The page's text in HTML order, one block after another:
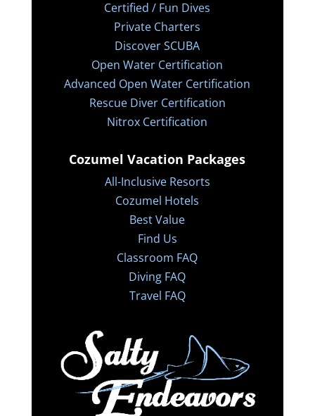
Certified / Fun Dives
Private Charters
Discover SCUBA
Open Water Certification
Advanced Open Water Certification
Rescue Diver Certification
Nitrox Certification
Cozumel Vacation Packages
All-Inclusive Resorts
Cozumel Hotels
Best Value
Find Us
Classroom FAQ
Diving FAQ
Travel FAQ